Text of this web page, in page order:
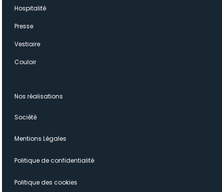
Hospitalité
Presse
Vestiaire
Couloir
Nos réalisations
Société
Mentions Légales
Politique de confidentialité
Politique des cookies